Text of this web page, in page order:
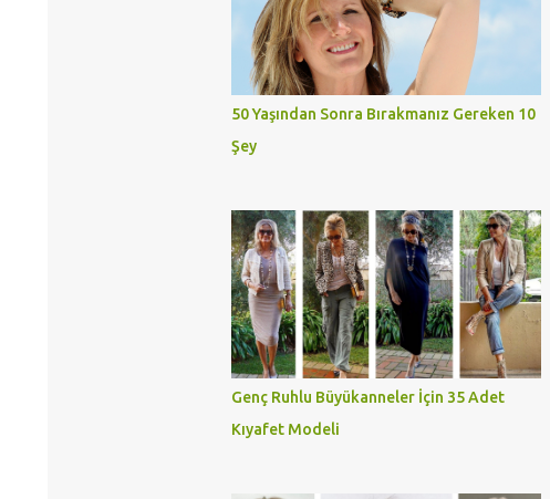
50 Yaşından Sonra Bırakmanız Gereken 10
Şey
Genç Ruhlu Büyükanneler İçin 35 Adet
Kıyafet Modeli